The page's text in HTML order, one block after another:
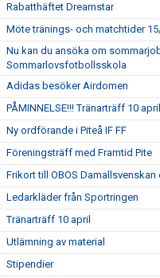
Rabatthäftet Dreamstar
Möte tränings- och matchtider
Nu kan du ansöka om
Sommarlovsfotbollsskola
Adidas besöker Airdomen
PÅMINNELSE!!! Tränarträff 10 april
Ny ordförande i Piteå IF FF
Föreningsträff med Framtid Pite
Frikort till OBOS
Ledarkläder från Sportringen
Tränarträff 10 april
Utlämning av material
Stipendier